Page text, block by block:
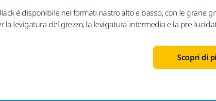
è disponibile nei formati nastro alto e basso, con le grane
la levigatura del grezzo, la levigatura intermedia e la pre-
Scopri di